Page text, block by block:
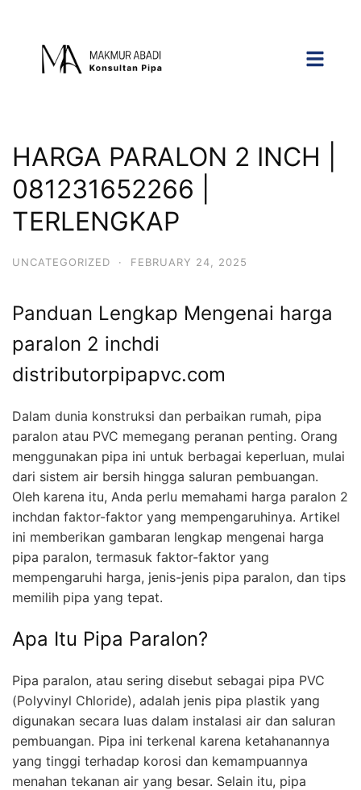
HARGA PARALON 2 INCH |
081231652266 |
TERLENGKAP
UNCATEGORIZED · FEBRUARY 24, 2025
Panduan Lengkap Mengenai harga
paralon 2 inchdi
distributorpipapvc.com
Dalam dunia konstruksi dan perbaikan rumah, pipa
paralon atau PVC memegang peranan penting. Orang
menggunakan pipa ini untuk berbagai keperluan, mulai
dari sistem air bersih hingga saluran pembuangan.
Oleh karena itu, Anda perlu memahami harga paralon 2
inchdan faktor-faktor yang mempengaruhinya. Artikel
ini memberikan gambaran lengkap mengenai harga
pipa paralon, termasuk faktor-faktor yang
mempengaruhi harga, jenis-jenis pipa paralon, dan tips
memilih pipa yang tepat.
Apa Itu Pipa Paralon?
Pipa paralon, atau sering disebut sebagai pipa PVC
(Polyvinyl Chloride), adalah jenis pipa plastik yang
digunakan secara luas dalam instalasi air dan saluran
pembuangan. Pipa ini terkenal karena ketahanannya
yang tinggi terhadap korosi dan kemampuannya
menahan tekanan air yang besar. Selain itu, pipa